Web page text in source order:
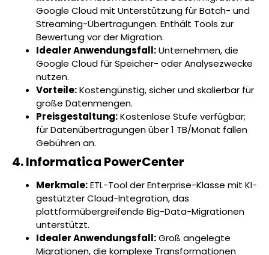
Google Cloud mit Unterstützung für Batch- und
Streaming-Übertragungen. Enthält Tools zur
Bewertung vor der Migration.
Idealer Anwendungsfall:Unternehmen, die
Google Cloud für Speicher- oder Analysezwecke
nutzen.
Vorteile:Kostengünstig, sicher und skalierbar für
große Datenmengen.
Preisgestaltung:Kostenlose Stufe verfügbar;
für Datenübertragungen über 1 TB/Monat fallen
Gebühren an.
4. Informatica PowerCenter
Merkmale:ETL-Tool der Enterprise-Klasse mit KI-
gestützter Cloud-Integration, das
plattformübergreifende Big-Data-Migrationen
unterstützt.
Idealer Anwendungsfall:Groß angelegte
Migrationen, die komplexe Transformationen